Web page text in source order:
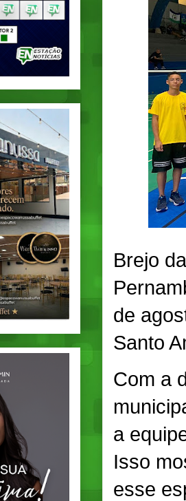
Brejo
de
Santo
Com a
a
Isso
esse